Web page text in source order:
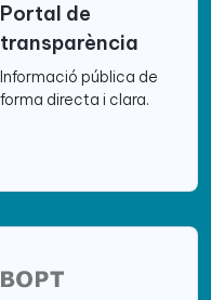
Portal de
transparència
Informació pública de
forma directa i clara.